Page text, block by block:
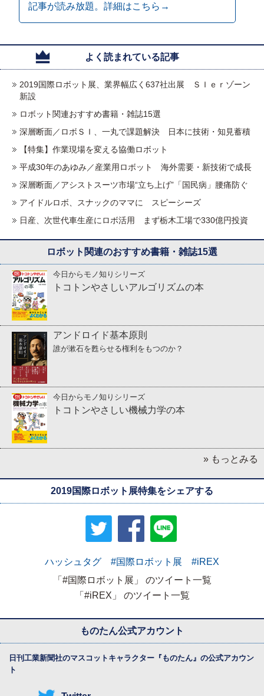
記事が読み放題。詳細はこちら→
よく読まれている記事
2019国際ロボット展、業界幅広く637社出展 ＳＩｅｒゾーン
新設
ロボット関連おすすめ書籍・雑誌15選
深層断面／ロボＳＩ、一丸で課題解決 日本に技術・知見蓄積
【特集】作業現場を変える協働ロボット
平成30年のあゆみ／産業用ロボット 海外需要・新技術で成長
深層断面／アシストスーツ市場“立ち上げ”「国民病」腰痛防ぐ
アイドルロボ、スナックのママに スピーシーズ
日産、次世代車生産にロボ活用 まず栃木工場で330億円投資
ロボット関連のおすすめ書籍・雑誌15選
今日からモノ知りシリーズ
トコトンやさしいアルゴリズムの本
アンドロイド基本原則
誰が漱石を甦らせる権利をもつのか？
今日からモノ知りシリーズ
トコトンやさしい機械力学の本
» もっとみる
2019国際ロボット展特集をシェアする
ハッシュタグ #国際ロボット展 #iREX
「#国際ロボット展」 のツイート一覧
「#iREX」 のツイート一覧
ものたん公式アカウント
日刊工業新聞社のマスコットキャラクター『 ものたん 』の公式アカウン
ト